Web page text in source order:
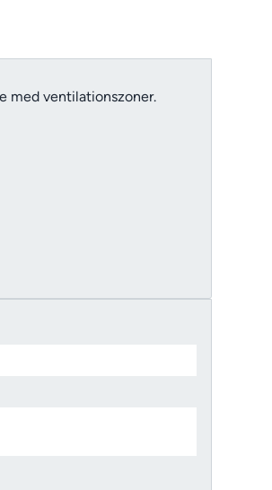
med ventilationszoner.